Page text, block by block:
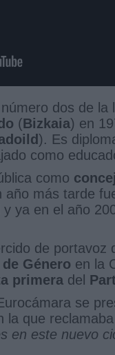
dos de la
(Bizkaia) en
). Es
como
como
año más tarde
y ya en el año
de portavoz
Género en la
primera del
se
la que reclamaba
en este nuevo